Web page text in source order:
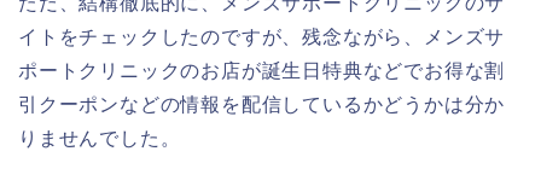
イトをチェックしたのですが、残念ながら、メンズサ
ポートクリニックのお店が誕生日特典などでお得な割
引クーポンなどの情報を配信しているかどうかは分か
りませんでした。